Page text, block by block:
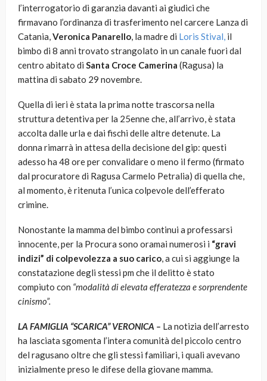
l’interrogatorio di garanzia davanti ai giudici che
firmavano l’ordinanza di trasferimento nel carcere Lanza di
Catania,Veronica Panarello, la madre di Loris Stival, il
bimbo di 8 anni trovato strangolato in un canale fuori dal
centro abitato di Santa Croce Camerina (Ragusa) la
mattina di sabato 29 novembre.
Quella di ieri è stata la prima notte trascorsa nella
struttura detentiva per la 25enne che, all’arrivo, è stata
accolta dalle urla e dai fischi delle altre detenute. La
donna rimarrà in attesa della decisione del gip: questi
adesso ha 48 ore per convalidare o meno il fermo (firmato
dal procuratore di Ragusa Carmelo Petralia) di quella che,
al momento, è ritenuta l’unica colpevole dell’efferato
crimine.
Nonostante la mamma del bimbo continui a professarsi
innocente, per la Procura sono oramai numerosi i “gravi
indizi” di colpevolezza a suo carico, a cui si aggiunge la
constatazione degli stessi pm che il delitto è stato
compiuto con “modalità di elevata efferatezza e sorprendente
cinismo”.
LA FAMIGLIA “SCARICA” VERONICA – La notizia dell’arresto
ha lasciata sgomenta l’intera comunità del piccolo centro
del ragusano oltre che gli stessi familiari, i quali avevano
inizialmente preso le difese della giovane mamma.